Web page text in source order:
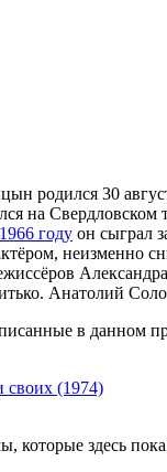
родился 30
на
1966 году он сыграл
неизменно
Анатолий
в данном
своих (1974)
которые здесь